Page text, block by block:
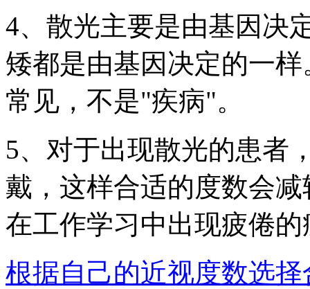
4、散光主要是由基因决
矮都是由基因决定的一
常见，不是"疾病"。
5、对于出现散光的患者
戴，这样合适的度数会
在工作学习中出现疲倦的
根据自己的近视度数选